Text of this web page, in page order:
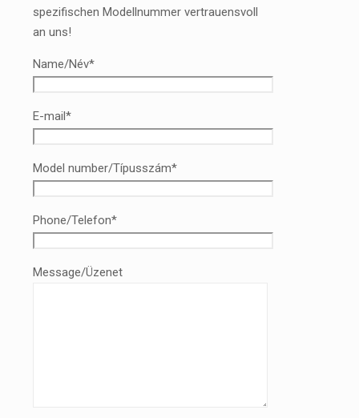
spezifischen Modellnummer vertrauensvoll
an uns!
Name/Név*
E-mail*
Model number/Típusszám*
Phone/Telefon*
Message/Üzenet